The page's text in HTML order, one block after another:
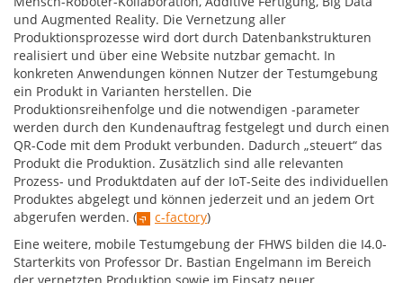
und Augmented Reality. Die Vernetzung aller
Produktionsprozesse wird dort durch Datenbankstrukturen
realisiert und über eine Website nutzbar gemacht. In
konkreten Anwendungen können Nutzer der Testumgebung
ein Produkt in Varianten herstellen. Die
Produktionsreihenfolge und die notwendigen -parameter
werden durch den Kundenauftrag festgelegt und durch einen
QR-Code mit dem Produkt verbunden. Dadurch „steuert“ das
Produkt die Produktion. Zusätzlich sind alle relevanten
Prozess- und Produktdaten auf der IoT-Seite des individuellen
Produktes abgelegt und können jederzeit und an jedem Ort
abgerufen werden. (
c-factory)
Eine weitere, mobile Testumgebung der FHWS bilden die I4.0-
Starterkits von Professor Dr. Bastian Engelmann im Bereich